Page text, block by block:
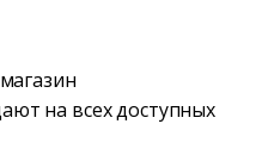
на всех доступных